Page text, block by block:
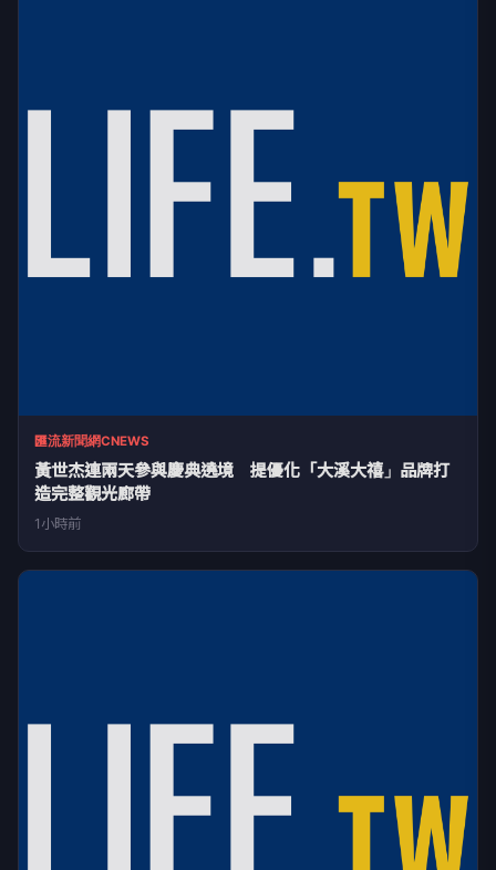
匯流新聞網CNEWS
黃世杰連兩天參與慶典遶境 提優化「大溪大禧」品牌打
造完整觀光廊帶
1小時前